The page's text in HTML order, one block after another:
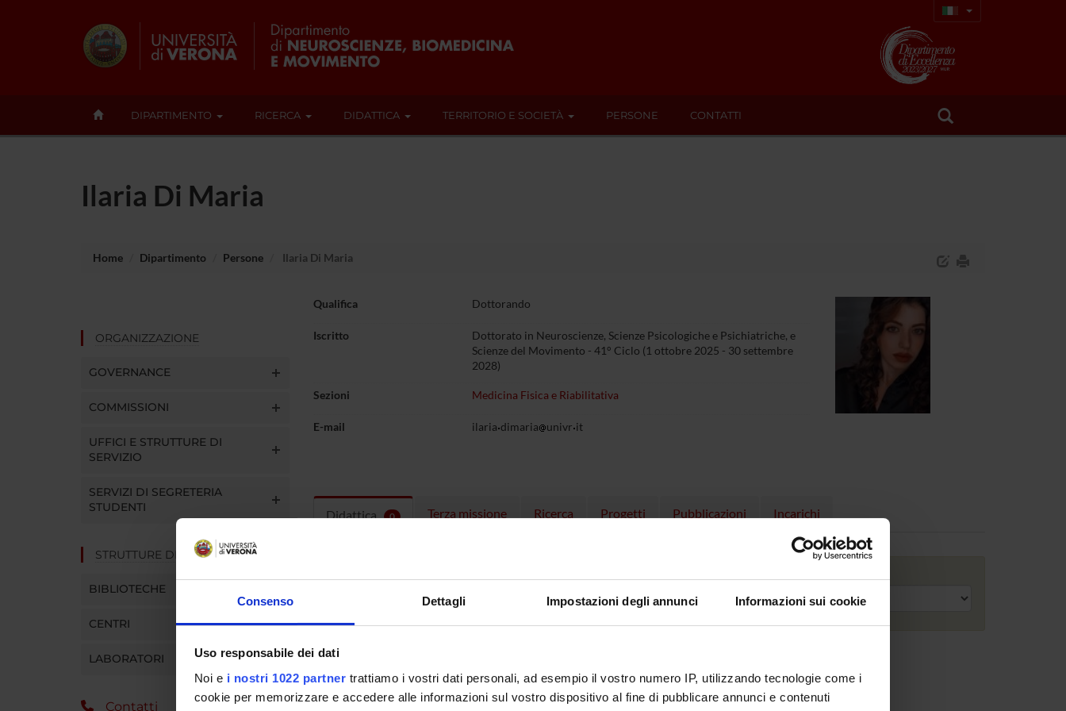
Consenso Dettagli Impostazioni degli annunci Informazioni sui cookie
Uso responsabile dei dati
Noi e i nostri 1022 partner trattiamo i vostri dati personali, ad esempio il vostro numero IP, utilizzando tecnologie come i
cookie per memorizzare e accedere alle informazioni sul vostro dispositivo al fine di pubblicare annunci e contenuti
DIPARTIMENTO RICERCA DIDATTICA TERRITORIO E SOCIETÀ PERSONE CONTATTI
Ilaria Di Maria
Home Dipartimento Persone Ilaria Di Maria
ORGANIZZAZIONE
GOVERNANCE
COMMISSIONI
UFFICI E STRUTTURE DI
SERVIZIO
SERVIZI DI SEGRETERIA
STUDENTI
STRUTTURE DEL DIPARTIMENTO
BIBLIOTECHE
CENTRI
LABORATORI
Contatti
Qualifica Dottorando
Iscritto
Dottorato in Neuroscienze, Scienze Psicologiche e Psichiatriche, e
Scienze del Movimento - 41° Ciclo (1 ottobre 2025 - 30 settembre
2028)
Sezioni Medicina Fisica e Riabilitativa
E-mail ilaria dimaria univr it
Didattica 0 Terza missione Ricerca Progetti Pubblicazioni Incarichi
Insegnamenti attivi nel periodo selezionato:0.